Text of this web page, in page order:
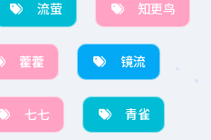
流萤 知更鸟
藿藿 镜流
七七 青雀